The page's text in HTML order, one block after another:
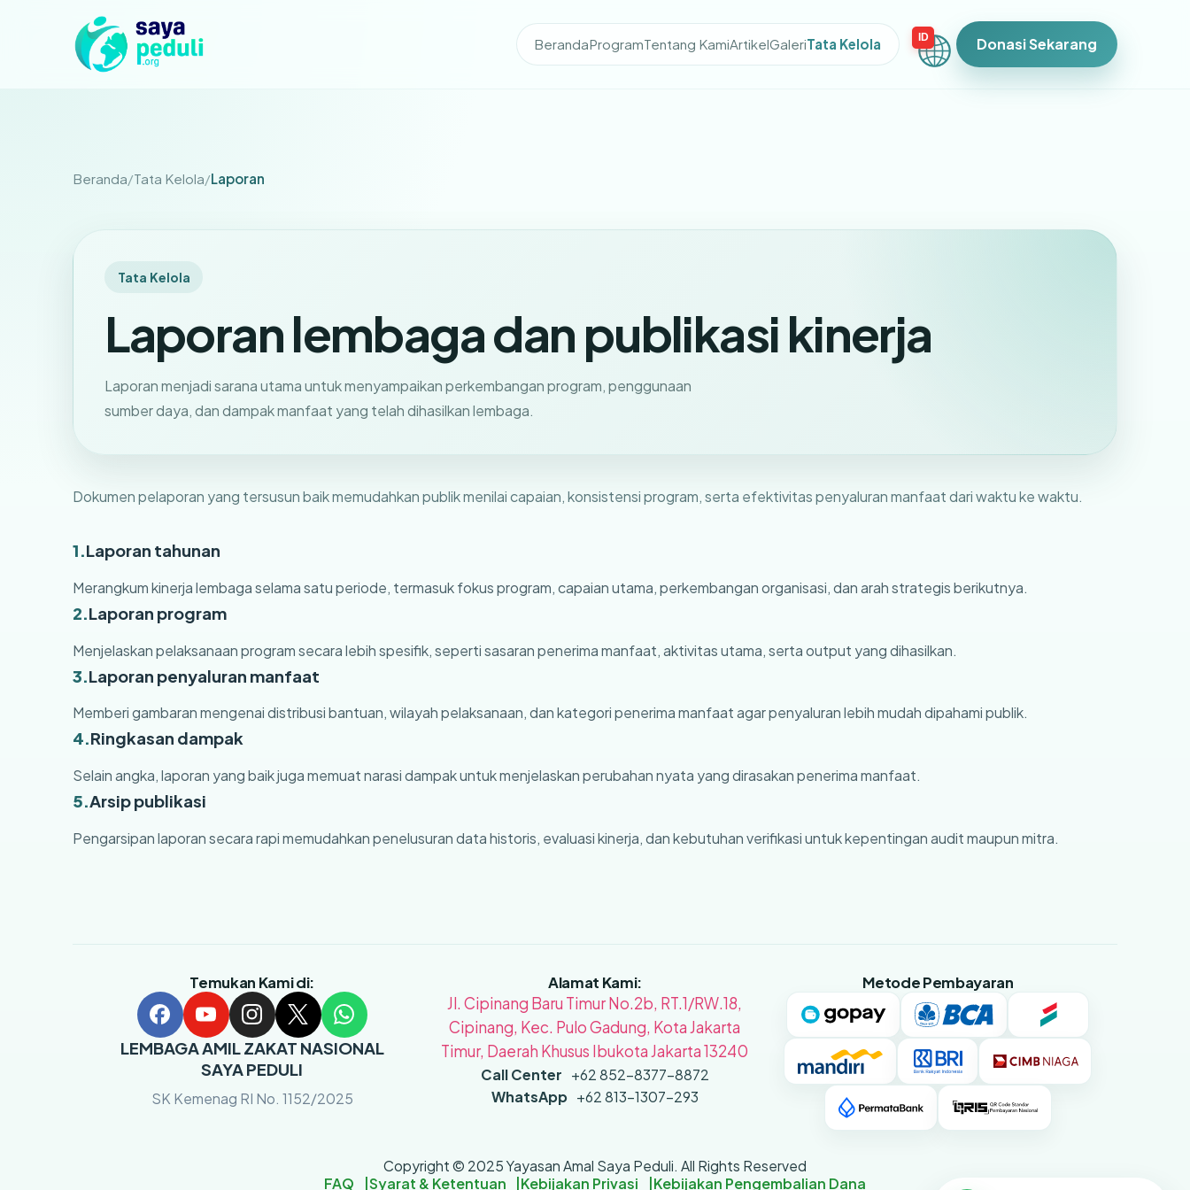
BerandaProgramTentang KamiArtikelGaleriTata Kelola ID Donasi Sekarang
Beranda Tata Kelola Laporan
Tata Kelola
Laporan lembaga dan publikasi kinerja
Laporan menjadi sarana utama untuk menyampaikan perkembangan program, penggunaan
sumber daya, dan dampak manfaat yang telah dihasilkan lembaga.
Dokumen pelaporan yang tersusun baik memudahkan publik menilai capaian, konsistensi program, serta efektivitas penyaluran manfaat dari waktu ke waktu.
1.Laporan tahunan
Merangkum kinerja lembaga selama satu periode, termasuk fokus program, capaian utama, perkembangan organisasi, dan arah strategis berikutnya.
2.Laporan program
Menjelaskan pelaksanaan program secara lebih spesifik, seperti sasaran penerima manfaat, aktivitas utama, serta output yang dihasilkan.
3.Laporan penyaluran manfaat
Memberi gambaran mengenai distribusi bantuan, wilayah pelaksanaan, dan kategori penerima manfaat agar penyaluran lebih mudah dipahami publik.
4.Ringkasan dampak
Selain angka, laporan yang baik juga memuat narasi dampak untuk menjelaskan perubahan nyata yang dirasakan penerima manfaat.
5.Arsip publikasi
Pengarsipan laporan secara rapi memudahkan penelusuran data historis, evaluasi kinerja, dan kebutuhan verifikasi untuk kepentingan audit maupun mitra.
Temukan Kami di:
LEMBAGA AMIL ZAKAT NASIONAL
SAYA PEDULI
SK Kemenag RI No. 1152/2025
Alamat Kami:
Jl. Cipinang Baru Timur No.2b, RT.1/RW.18,
Cipinang, Kec. Pulo Gadung, Kota Jakarta
Timur, Daerah Khusus Ibukota Jakarta 13240
Call Center +62 852-8377-8872
WhatsApp +62 813-1307-293
Metode Pembayaran
Copyright © 2025 Yayasan Amal Saya Peduli. All Rights Reserved
FAQ Syarat & Ketentuan Kebijakan Privasi Kebijakan Pengembalian Dana